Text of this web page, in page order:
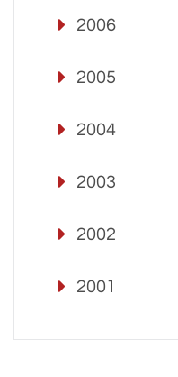
2006
2005
2004
2003
2002
2001